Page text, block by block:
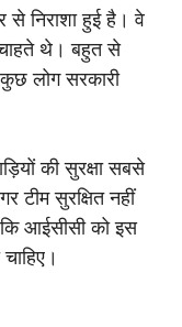
से निराशा हुई है। वे
थे। बहुत से
लोग सरकारी
की सुरक्षा सबसे
टीम सुरक्षित नहीं
आईसीसी को इस